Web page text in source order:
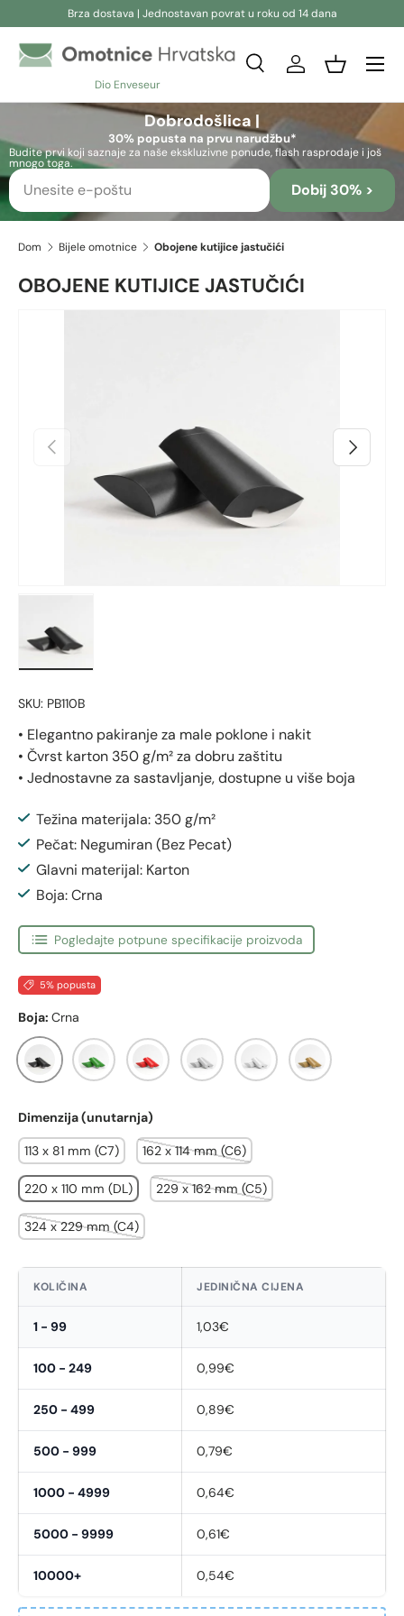
Brza dostava | Jednostavan povrat u roku od 14 dana
Dio Enveseur
Pretraživanje
Pretraživanje
Pretraživanje
PrijavaKošara
Dobrodošlica |
30% popusta na prvu narudžbu*
Budite prvi koji saznaje za naše ekskluzivne ponude, flash rasprodaje i još
mnogo toga.
Dobij 30% >
Dom Bijele omotnice Obojene kutijice jastučići
OBOJENE KUTIJICE JASTUČIĆI
Prethodno Sljedeći
SKU: PB110B
• Elegantno pakiranje za male poklone i nakit
• Čvrst karton 350 g/m² za dobru zaštitu
• Jednostavne za sastavljanje, dostupne u više boja
Težina materijala: 350 g/m²
Pečat: Negumiran (Bez Pecat)
Glavni materijal: Karton
Boja: Crna
Pogledajte potpune specifikacije proizvoda
5% popusta
Boja: Crna
Crna Zelena Crvena SrebrnaBijela Zlatna
Dimenzija (unutarnja)
113 x 81 mm (C7) 162 x 114 mm (C6)
220 x 110 mm (DL) 229 x 162 mm (C5)
324 x 229 mm (C4)
KOLIČINA JEDINIČNA CIJENA
1 - 99 1,03€
100 - 249 0,99€
250 - 499 0,89€
500 - 999 0,79€
1000 - 4999 0,64€
5000 - 9999 0,61€
10000+ 0,54€